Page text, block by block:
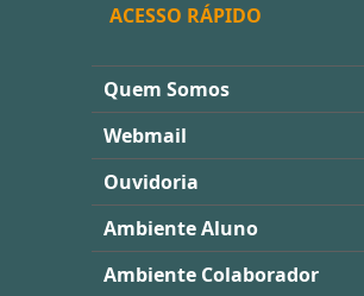
ACESSO RÁPIDO
Quem Somos
Webmail
Ouvidoria
Ambiente Aluno
Ambiente Colaborador